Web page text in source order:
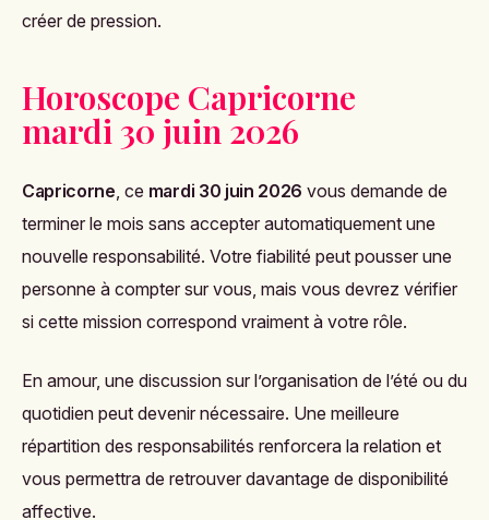
créer de pression.
Horoscope Capricorne
mardi 30 juin 2026
Capricorne, ce mardi 30 juin 2026 vous demande de
terminer le mois sans accepter automatiquement une
nouvelle responsabilité. Votre fiabilité peut pousser une
personne à compter sur vous, mais vous devrez vérifier
si cette mission correspond vraiment à votre rôle.
En amour, une discussion sur l’organisation de l’été ou du
quotidien peut devenir nécessaire. Une meilleure
répartition des responsabilités renforcera la relation et
vous permettra de retrouver davantage de disponibilité
affective.